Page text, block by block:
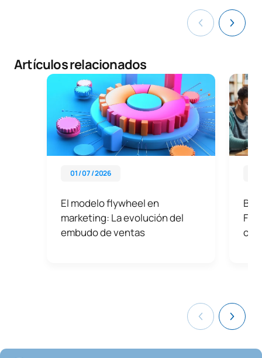
Artículos relacionados
01 / 07 / 2026
El modelo flywheel en
marketing: La evolución del
embudo de ventas
FP: